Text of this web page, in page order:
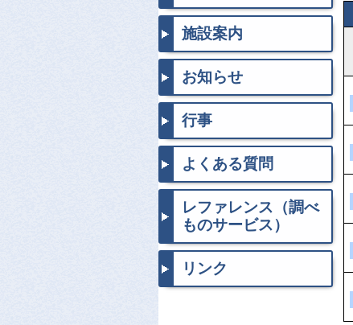
施設案内
お知らせ
行事
よくある質問
レファレンス（調べ
ものサービス）
リンク